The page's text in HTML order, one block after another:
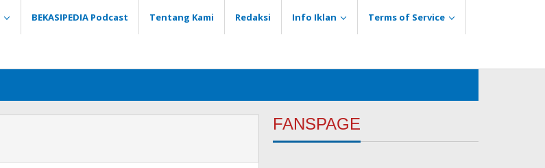
BEKASIPEDIA Podcast Tentang Kami Redaksi Info Iklan Terms of Service
FANSPAGE